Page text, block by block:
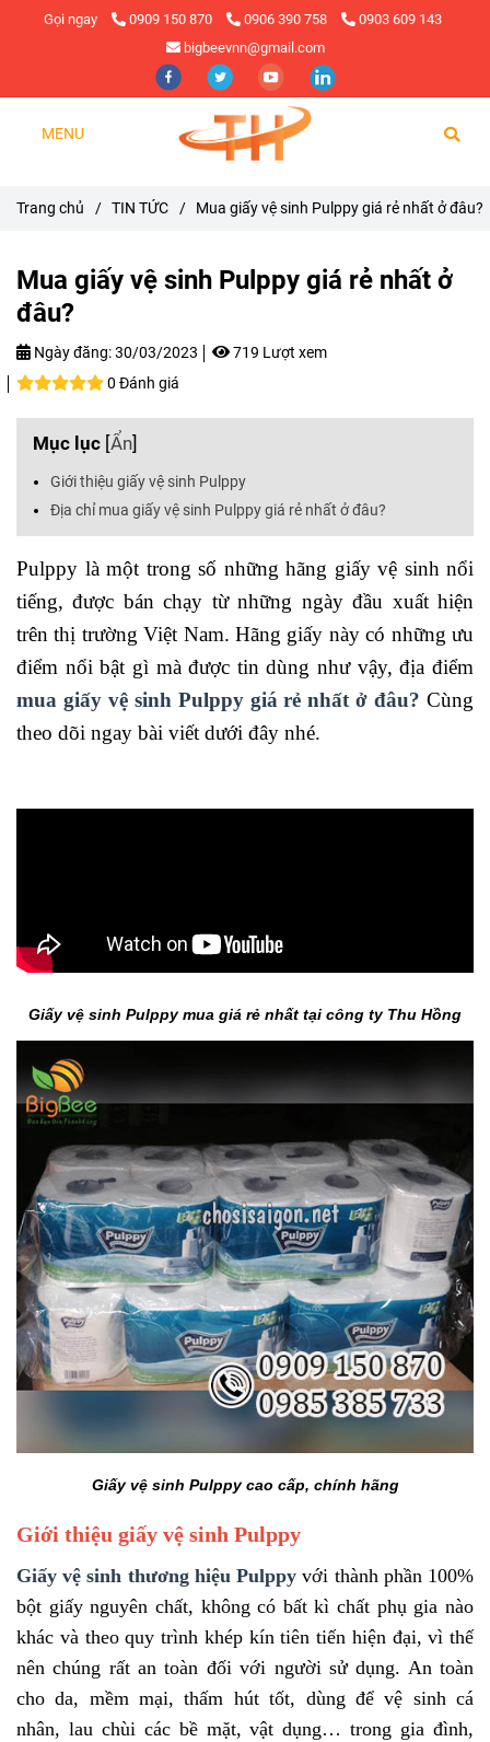
Gọi ngay 0909 150 870 0906 390 758
0903 609 143
bigbeevnn@gmail.com
MENU
Trang chủ / TIN TỨC / Mua giấy vệ sinh Pulppy giá rẻ nhất ở đâu?
Mua giấy vệ sinh Pulppy giá rẻ nhất ở
đâu?
Ngày đăng:30/03/2023
719 Lượt xem
0 Đánh giá
Mục lục [Ẩn]
Giới thiệu giấy vệ sinh Pulppy
Địa chỉ mua giấy vệ sinh Pulppy giá rẻ nhất ở đâu?
Pulppy là một trong số những hãng giấy vệ sinh nổi
tiếng, được bán chạy từ những ngày đầu xuất hiện
trên thị trường Việt Nam. Hãng giấy này có những ưu
điểm nổi bật gì mà được tin dùng như vậy, địa điểm
mua giấy vệ sinh Pulppy giá rẻ nhất ở đâu? Cùng
theo dõi ngay bài viết dưới đây nhé.
Giấy vệ sinh Pulppy mua giá rẻ nhất tại công ty Thu Hồng
Giấy vệ sinh Pulppy cao cấp, chính hãng
Giới thiệu giấy vệ sinh Pulppy
Giấy vệ sinh thương hiệu Pulppy với thành phần 100%
bột giấy nguyên chất, không có bất kì chất phụ gia nào
khác và theo quy trình khép kín tiên tiến hiện đại, vì thế
nên chúng rất an toàn đối với người sử dụng. An toàn
cho da, mềm mại, thấm hút tốt, dùng để vệ sinh cá
nhân, lau chùi các bề mặt, vật dụng… trong gia đình,